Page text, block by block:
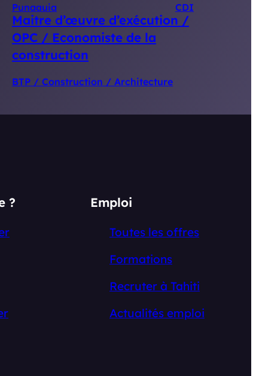
Punaauia CDI
Maitre d’œuvre d’exécution /
OPC / Economiste de la
construction
BTP / Construction / Architecture
? Emploi
Toutes les offres
Formations
Recruter à Tahiti
Actualités emploi